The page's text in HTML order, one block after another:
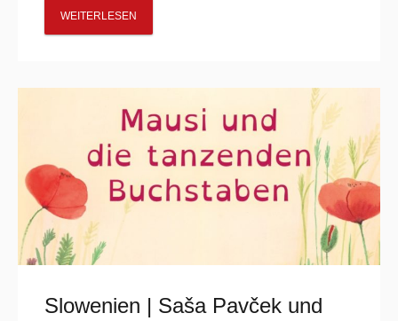
WEITERLESEN
Slowenien | Saša Pavček und